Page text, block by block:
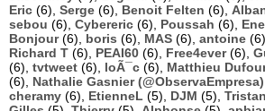
Eric (6), Serge (6), Benoit Felten (6),
sebou (6), Cybereric (6), Poussah (6),
Bonjour(6), boris (6), MAS (6), antoine (6),
Richard T (6), PEAI60 (6), Free4ever(6),
(6), tvtweet (6), loÃ¯c (6), Matthieu
(6), Nathalie Gasnier (@ObservaEmpresa)
cheramy (6), EtienneL (5), DJM (5), Tristan